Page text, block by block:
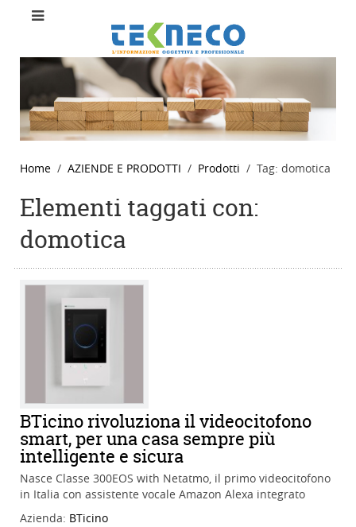
Home AZIENDE E PRODOTTI Prodotti Tag: domotica
Elementi taggati con:
domotica
BTicino rivoluziona il videocitofono
smart, per una casa sempre più
intelligente e sicura
Nasce Classe 300EOS with Netatmo, il primo videocitofono
in Italia con assistente vocale Amazon Alexa integrato
Azienda: BTicino